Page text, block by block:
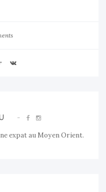
expat au Moyen Orient.